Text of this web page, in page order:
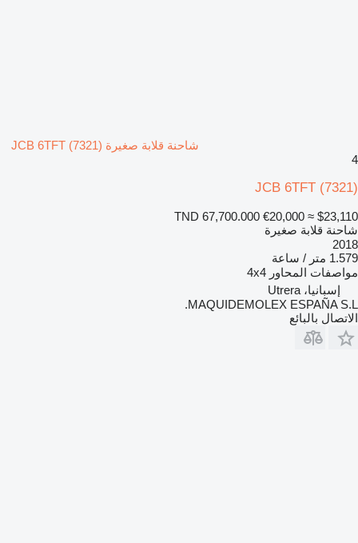
شاحنة قلابة صغيرة JCB 6TFT (7321)
4
JCB 6TFT (7321)
TND 67,700.000 €20,000 ≈ $23,110
شاحنة قلابة صغيرة
2018
1.579 متر / ساعة
مواصفات المحاور 4x4
إسبانيا، Utrera
MAQUIDEMOLEX ESPAÑA S.L.
الاتصال بالبائع